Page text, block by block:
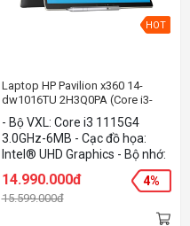
HOT
Laptop HP Pavilion x360 14-
dw1016TU 2H3Q0PA (Core i3-
14FHD TouchScreen/ VGA ON/
Win10+Office Home & Student/
Pen)
- Bộ VXL: Core i3 1115G4
3.0GHz-6MB - Cạc đồ họa:
Intel® UHD Graphics - Bộ nhớ:
4Gb - Ổ cứng: 256GB SSD PCIe
(M.2 2280) - Màn hình:
14.0Inch TouchScreen - Hệ
điều hành: Windows 10 Home
14.990.000đ
15.599.000đ
4%